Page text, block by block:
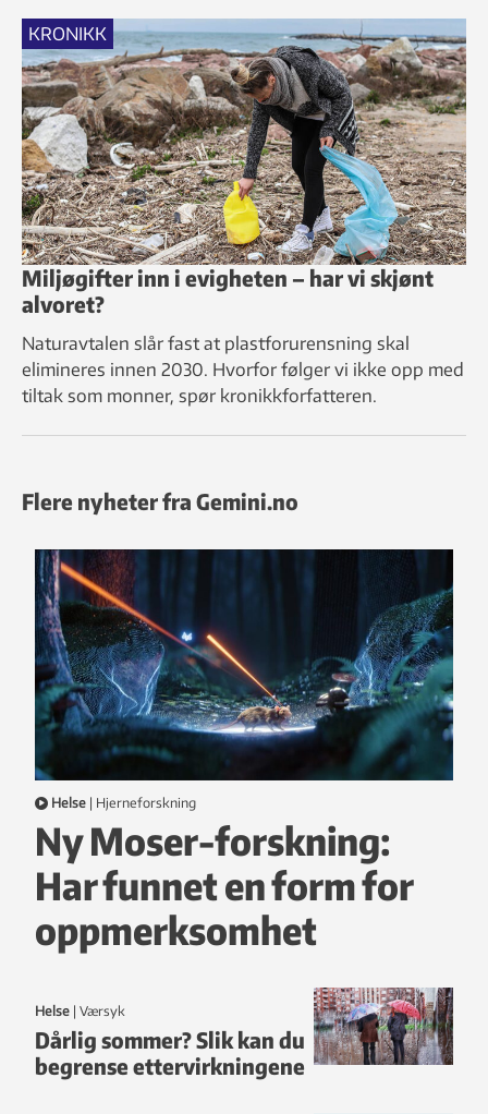
KRONIKK
Miljøgifter inn i evigheten – har vi skjønt
alvoret?
Naturavtalen slår fast at plastforurensning skal
elimineres innen 2030. Hvorfor følger vi ikke opp med
tiltak som monner, spør kronikkforfatteren.
Flere nyheter fra Gemini.no
Helse | hjerneforskning
Ny Moser-forskning:
Har funnet en form for
oppmerksomhet
Helse | Værsyk
Dårlig sommer? Slik kan du
begrense ettervirkningene